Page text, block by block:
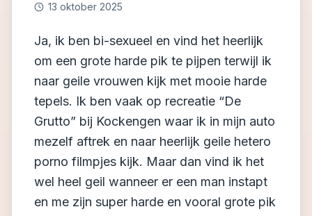
13 oktober 2025
Ja, ik ben bi-sexueel en vind het heerlijk
om een grote harde pik te pijpen terwijl ik
naar geile vrouwen kijk met mooie harde
tepels. Ik ben vaak op recreatie “De
Grutto” bij Kockengen waar ik in mijn auto
mezelf aftrek en naar heerlijk geile hetero
porno filmpjes kijk. Maar dan vind ik het
wel heel geil wanneer er een man instapt
en me zijn super harde en vooral grote pik